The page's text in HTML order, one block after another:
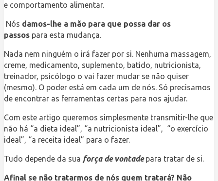
e comportamento alimentar.
Nós damos-lhe a mão para que possa dar os
passos para esta mudança.
Nada nem ninguém o irá fazer por si. Nenhuma massagem,
creme, medicamento, suplemento, batido, nutricionista,
treinador, psicólogo o vai fazer mudar se não quiser
(mesmo). O poder está em cada um de nós. Só precisamos
de encontrar as ferramentas certas para nos ajudar.
Com este artigo queremos simplesmente transmitir-lhe que
não há “a dieta ideal”, “a nutricionista ideal”, “o exercício
ideal”, “a receita ideal” para o fazer.
Tudo depende da sua força de vontadepara tratar de si.
Afinal se não tratarmos de nós quem tratará? Não